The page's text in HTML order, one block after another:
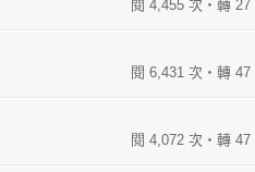
閱 4,455 次‧轉
閱 6,431 次‧轉
閱 4,072 次‧轉